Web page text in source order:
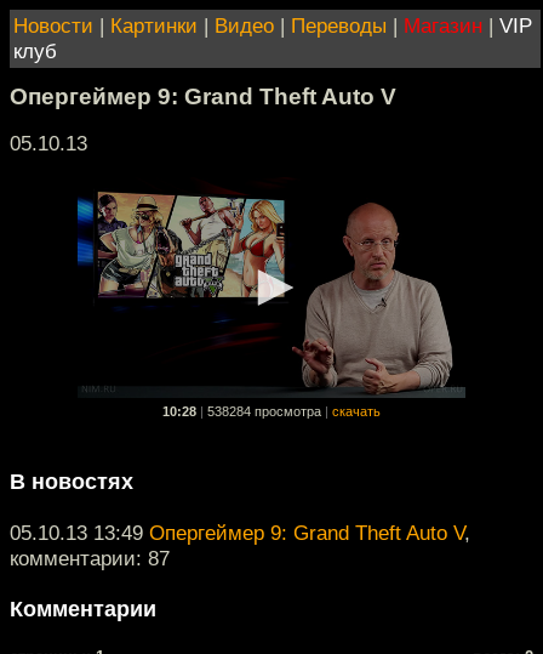
Новости | Картинки | Видео | Переводы | Магазин | VIP
клуб
Опергеймер 9: Grand Theft Auto V
05.10.13
10:28 538284 просмотра скачать
В новостях
05.10.13 13:49 Опергеймер 9: Grand Theft Auto V,
комментарии: 87
Комментарии